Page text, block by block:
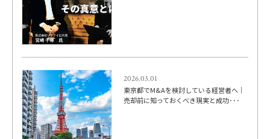
2026.03.01
東京都でM&Aを検討している経営者へ｜
売却前に知っておくべき現実と成功･･･